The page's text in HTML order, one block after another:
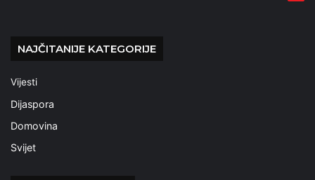
NAJČITANIJE KATEGORIJE
Vijesti
Dijaspora
Domovina
Svijet